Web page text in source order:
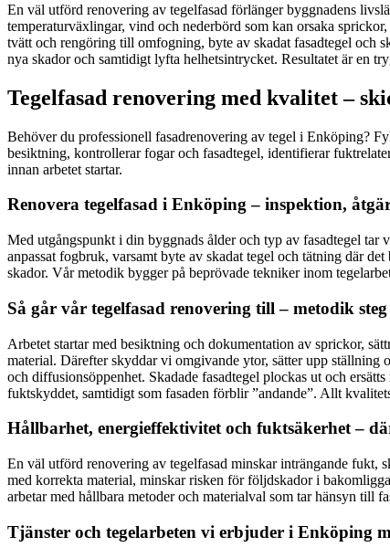
En väl utförd renovering av tegelfasad förlänger byggnadens
temperaturväxlingar, vind och nederbörd som kan orsaka
tvätt och rengöring till omfogning, byte av skadat fasadtegel och
nya skador och samtidigt lyfta helhetsintrycket. Resultatet är en
Tegelfasad renovering med kvalitet –
Behöver du professionell fasadrenovering av tegel i Enköping?
besiktning, kontrollerar fogar och fasadtegel, identifierar
innan arbetet startar.
Renovera tegelfasad i Enköping – inspektion,
Med utgångspunkt i din byggnads ålder och typ av fasadtegel tar
anpassat fogbruk, varsamt byte av skadat tegel och tätning där
skador. Vår metodik bygger på beprövade tekniker inom
Så går vår tegelfasad renovering till – metodik steg
Arbetet startar med besiktning och dokumentation av sprickor,
material. Därefter skyddar vi omgivande ytor, sätter upp
och diffusionsöppenhet. Skadade fasadtegel plockas ut och
fuktskyddet, samtidigt som fasaden förblir ”andande”. Allt
Hållbarhet, energieffektivitet och fuktsäkerhet –
En väl utförd renovering av tegelfasad minskar inträngande fukt,
med korrekta material, minskar risken för följdskador i
arbetar med hållbara metoder och materialval som tar hänsyn till
Tjänster och tegelarbeten vi erbjuder i Enköping